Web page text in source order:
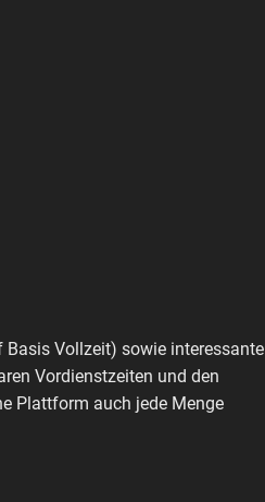
Basis Vollzeit) sowie interessante
Vordienstzeiten und den
Plattform auch jede Menge